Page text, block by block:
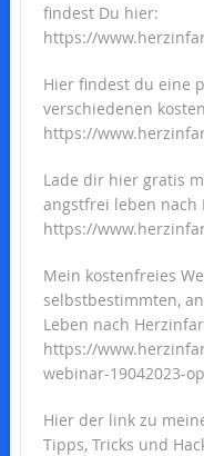
findest Du hier:
https://
Hier findest du eine
verschiedenen
https://
Lade dir hier gratis
angstfrei leben nach
https://
Mein kostenfreies
selbstbestimmten,
Leben nach
https://
webinar-19042023-
Hier der link zu
Tipps, Tricks und